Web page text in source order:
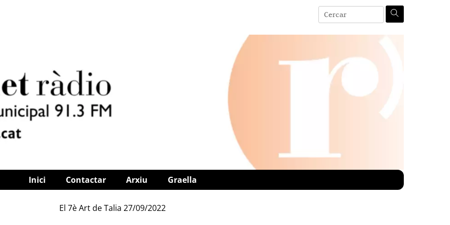
Inici Contactar Arxiu Graella
El 7è Art de Talia 27/09/2022